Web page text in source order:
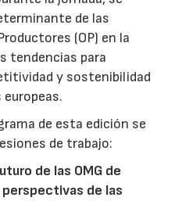
de las
(OP) en la
tendencias para
y sostenibilidad
de esta edición se
de trabajo:
de las OMG de
de las